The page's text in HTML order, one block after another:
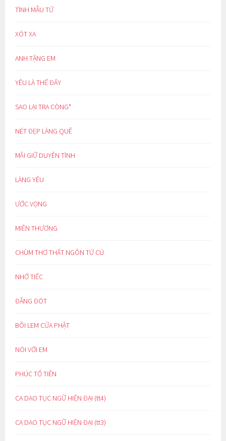
TÌNH MẪU TỬ
XÓT XA
ANH TẶNG EM
YÊU LÀ THẾ ĐẤY
SAO LẠI TRA CÒNG*
NÉT ĐẸP LÀNG QUÊ
MÃI GIỮ DUYÊN TÌNH
LÀNG YÊU
ƯỚC VỌNG
MIỀN THƯƠNG
CHÙM THƠ THẤT NGÔN TỨ CÚ
NHỚ TIẾC
ĐẮNG ĐÓT
BÔI LEM CỬA PHẬT
NÓI VỚI EM
PHÚC TỔ TIÊN
CA DAO TỤC NGỮ HIỆN ĐẠI (tt4)
CA DAO TỤC NGỮ HIỆN ĐẠI (tt3)